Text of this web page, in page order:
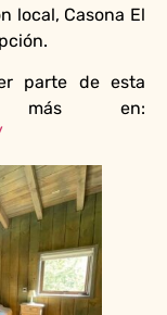
local, Casona El
parte de esta
más en: